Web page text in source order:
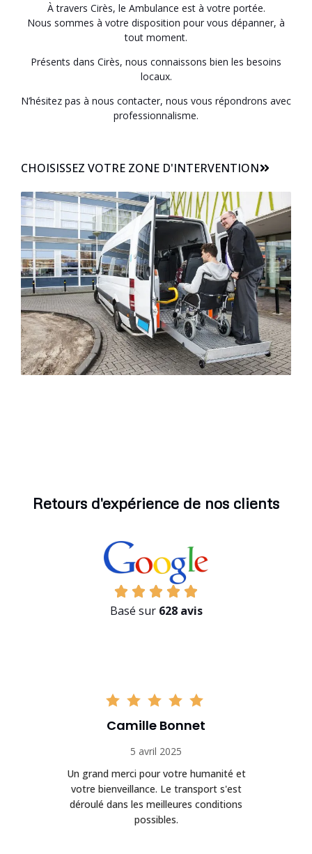
À travers Cirès, le Ambulance est à votre portée.
Nous sommes à votre disposition pour vous dépanner, à
tout moment.
Présents dans Cirès, nous connaissons bien les besoins
locaux.
N’hésitez pas à nous contacter, nous vous répondrons avec
professionnalisme.
CHOISISSEZ VOTRE ZONE D'INTERVENTION
Retours d'expérience de nos clients
Basé sur 628 avis
Camille Bonnet
5 avril 2025
Un grand merci pour votre humanité et
votre bienveillance. Le transport s'est
déroulé dans les meilleures conditions
possibles.